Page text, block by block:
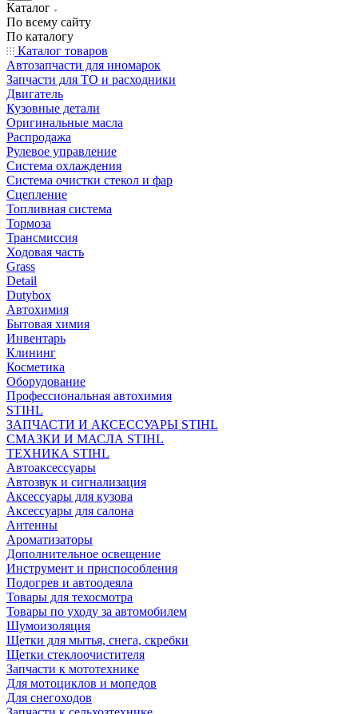
Каталог
По всему сайту
По каталогу
Каталог товаров
Автозапчасти для иномарок
Запчасти для ТО и расходники
Двигатель
Кузовные детали
Оригинальные масла
Распродажа
Рулевое управление
Система охлаждения
Система очистки стекол и фар
Сцепление
Топливная система
Тормоза
Трансмиссия
Ходовая часть
Grass
Detail
Dutybox
Автохимия
Бытовая химия
Инвентарь
Клининг
Косметика
Оборудование
Профессиональная автохимия
STIHL
ЗАПЧАСТИ И АКСЕССУАРЫ STIHL
СМАЗКИ И МАСЛА STIHL
ТЕХНИКА STIHL
Автоаксессуары
Автозвук и сигнализация
Аксессуары для кузова
Аксессуары для салона
Антенны
Ароматизаторы
Дополнительное освещение
Инструмент и приспособления
Подогрев и автоодеяла
Товары для техосмотра
Товары по уходу за автомобилем
Шумоизоляция
Щетки для мытья, снега, скребки
Щетки стеклоочистителя
Запчасти к мототехнике
Для мотоциклов и мопедов
Для снегоходов